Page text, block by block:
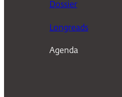
Dossier
Longreads
Agenda